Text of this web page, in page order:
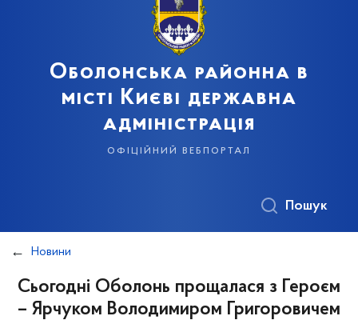
Оболонська районна в
місті Києві державна
адміністрація
офіційний вебпортал
Пошук
Новини
Сьогодні Оболонь прощалася з Героєм
– Ярчуком Володимиром Григоровичем